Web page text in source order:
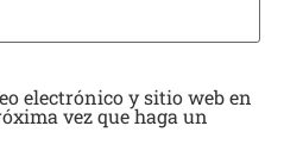
electrónico y sitio web en
vez que haga un